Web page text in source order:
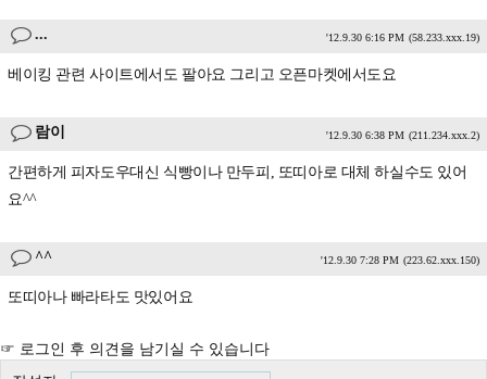
... '12.9.30 6:16 PM (58.233.xxx.19)
베이킹 관련 사이트에서도 팔아요 그리고 오픈마켓에서도요
람이 '12.9.30 6:38 PM (211.234.xxx.2)
간편하게 피자도우대신 식빵이나 만두피, 또띠아로 대체 하실수도 있어
요^^
^^ '12.9.30 7:28 PM (223.62.xxx.150)
또띠아나 빠라타도 맛있어요
☞ 로그인 후 의견을 남기실 수 있습니다